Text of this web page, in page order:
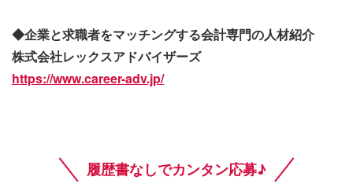
◆企業と求職者をマッチングする会計専門の人材紹介
株式会社レックスアドバイザーズ
https://www.career-adv.jp/
履歴書なしでカンタン応募♪